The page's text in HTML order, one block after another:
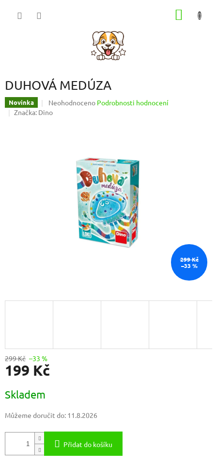
DUHOVÁ MEDÚZA
Novinka
Průměrné
hodnocení
hvězdiček.
Neohodnoceno Podrobnosti hodnocení
Značka: Dino
299 Kč
–33 %
299 Kč –33 %
199 Kč
cena:
Skladem
Můžeme doručit do: 11.8.2026
Přidat do košíku